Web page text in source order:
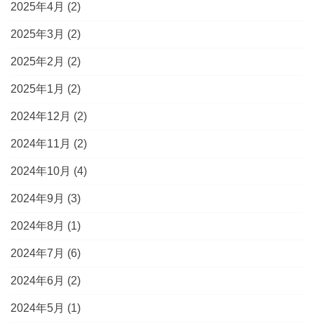
2025年4月 (2)
2025年3月 (2)
2025年2月 (2)
2025年1月 (2)
2024年12月 (2)
2024年11月 (2)
2024年10月 (4)
2024年9月 (3)
2024年8月 (1)
2024年7月 (6)
2024年6月 (2)
2024年5月 (1)